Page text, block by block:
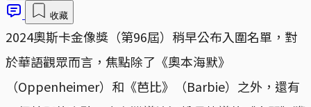
收藏
2024奧斯卡金像獎（第96屆）稍早公布入圍名單，對
於華語觀眾而言，焦點除了《奧本海默》
（Oppenheimer）和《芭比》（Barbie）之外，還有